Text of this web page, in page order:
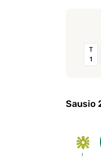
T
1
Sausio